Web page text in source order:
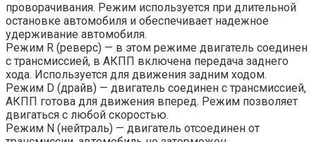
проворачивания. Режим используется при длительной
остановке автомобиля и обеспечивает надежное
удерживание автомобиля.
Режим R (реверс) — в этом режиме двигатель соединен
с трансмиссией, в АКПП включена передача заднего
хода. Используется для движения задним ходом.
Режим D (драйв) — двигатель соединен с трансмиссией,
АКПП готова для движения вперед. Режим позволяет
двигаться с любой скоростью.
Режим N (нейтраль) — двигатель отсоединен от